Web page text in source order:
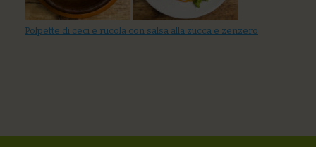
Polpette di ceci e rucola con salsa alla zucca e zenzero